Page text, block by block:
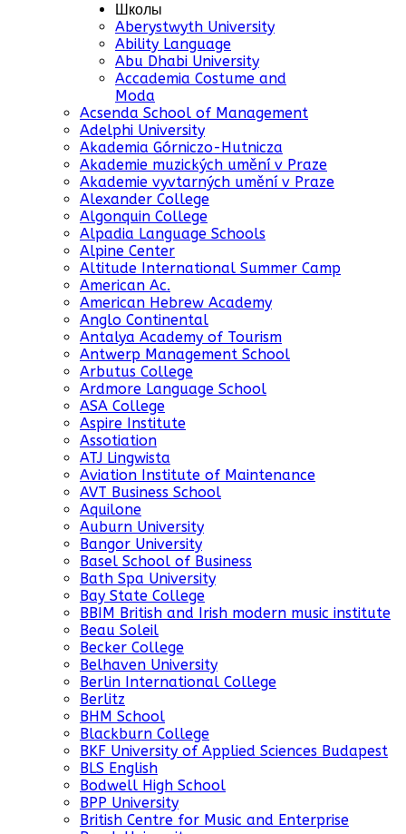
Школы
Aberystwyth University
Ability Language
Abu Dhabi University
Accademia Costume and
Moda
Acsenda School of Management
Adelphi University
Akademia Górniczo-Hutnicza
Akademie muzických umění v Praze
Akademie vyvtarných umění v Praze
Alexander College
Algonquin College
Alpadia Language Schools
Alpine Center
Altitude International Summer Camp
American Ac.
American Hebrew Academy
Anglo Continental
Antalya Academy of Tourism
Antwerp Management School
Arbutus College
Ardmore Language School
ASA College
Aspire Institute
Assotiation
ATJ Lingwista
Aviation Institute of Maintenance
AVT Business School
Aquilone
Auburn University
Bangor University
Basel School of Business
Bath Spa University
Bay State College
BBIM British and Irish modern music institute
Beau Soleil
Becker College
Belhaven University
Berlin International College
Berlitz
BHM School
Blackburn College
BKF University of Applied Sciences Budapest
BLS English
Bodwell High School
BPP University
British Centre for Music and Enterprise